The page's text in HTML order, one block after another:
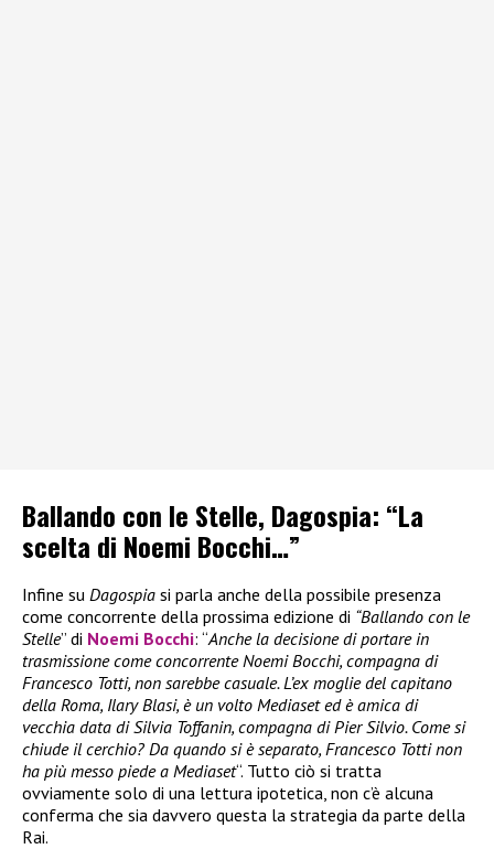
Ballando con le Stelle, Dagospia: “La
scelta di Noemi Bocchi…”
Infine su Dagospia si parla anche della possibile presenza
come concorrente della prossima edizione di “Ballando con le
Stelle” di Noemi Bocchi: “Anche la decisione di portare in
trasmissione come concorrente Noemi Bocchi, compagna di
Francesco Totti, non sarebbe casuale. L’ex moglie del capitano
della Roma, Ilary Blasi, è un volto Mediaset ed è amica di
vecchia data di Silvia Toffanin, compagna di Pier Silvio. Come si
chiude il cerchio? Da quando si è separato, Francesco Totti non
ha più messo piede a Mediaset“. Tutto ciò si tratta
ovviamente solo di una lettura ipotetica, non c’è alcuna
conferma che sia davvero questa la strategia da parte della
Rai.